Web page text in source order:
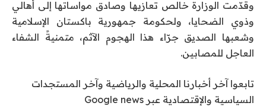
وقدّمت الوزارة خالص تعازيها وصادق مواساتها إلى أهالي
وذوي الضحايا، ولحكومة جمهورية باكستان الإسلامية
وشعبها الصديق جرّاء هذا الهجوم الآثم، متمنيةً الشفاء
العاجل للمصابين.
تابعوا آخر أخبارنا المحلية والرياضية وآخر المستجدات
السياسية والإقتصادية عبر Google news